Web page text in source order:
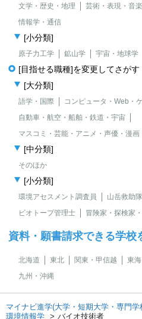
文学・歴史・地理 芸術・表現・音楽
情報学・通信
[小分類]
原子力工学 鉱山学 宇宙・地球学
[目指せる職種]を変更してさがす
[大分類]
語学・国際
コンピュータ・Web・
自動車・航空・船舶・鉄道・宇宙
マスコミ・芸能・アニメ・声優・漫画
[中分類]
そのほか
[小分類]
環境アセスメント調査員 山岳救助
ビオトープ管理士
冒険家・探検家
資料・願書請求できる学校
北海道 東北 関東・甲信越 東
九州・沖縄
マイナビ進学(大学・短期大学・専門学
環境情報学
バイオ技術者